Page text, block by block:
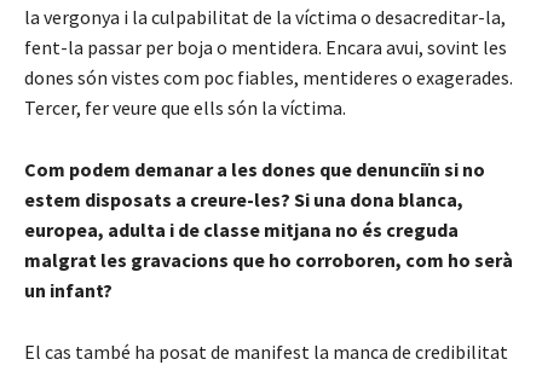
la vergonya i la culpabilitat de la víctima o desacreditar-la,
fent-la passar per boja o mentidera. Encara avui, sovint les
dones són vistes com poc fiables, mentideres o exagerades.
Tercer, fer veure que ells són la víctima.
Com podem demanar a les dones que denunciïn si no
estem disposats a creure-les? Si una dona blanca,
europea, adulta i de classe mitjana no és creguda
malgrat les gravacions que ho corroboren, com ho serà
un infant?
El cas també ha posat de manifest la manca de credibilitat